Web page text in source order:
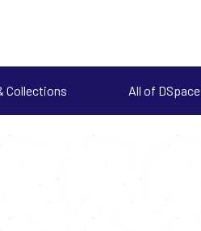
Collections All of DSpace